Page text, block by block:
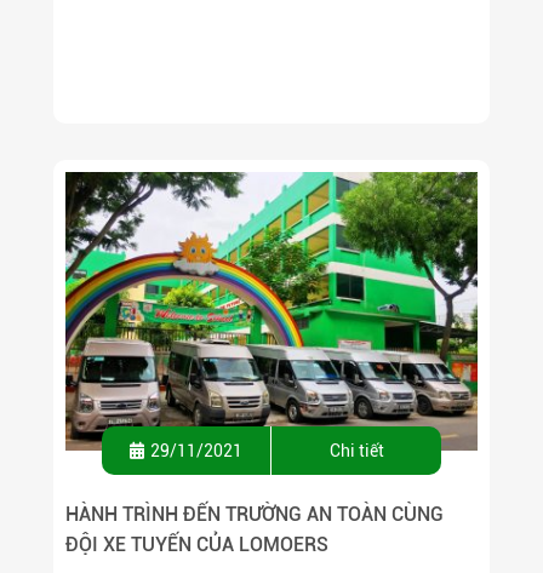
29/11/2021 Chi tiết
HÀNH TRÌNH ĐẾN TRƯỜNG AN TOÀN CÙNG
ĐỘI XE TUYẾN CỦA LOMOERS